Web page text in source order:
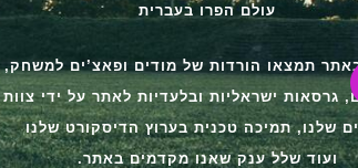
עולם הפרו בעברית
באתר תמצאו הורדות של מודים ופאצ’ים למשחק,
גרסאות ישראליות ובלעדיות לאתר על ידי צוות
שלנו, תמיכה טכנית בערוץ הדיסקורט שלנו
ועוד שלל ענק שאנו מקדמים באתר.